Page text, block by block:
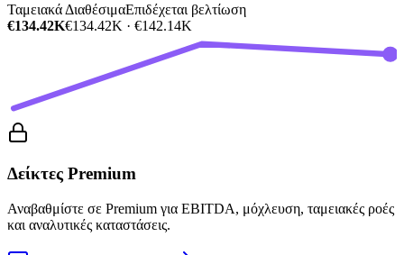
Ταμειακά ΔιαθέσιμαΕπιδέχεται βελτίωση
€134.42K€134.42K · €142.14K
Δείκτες Premium
Αναβαθμίστε σε Premium για EBITDA, μόχλευση, ταμειακές ροές
και αναλυτικές καταστάσεις.